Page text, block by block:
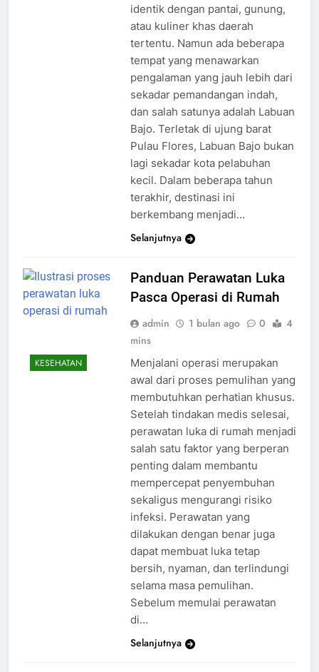
identik dengan pantai, gunung,
atau kuliner khas daerah
tertentu. Namun ada beberapa
tempat yang menawarkan
pengalaman yang jauh lebih dari
sekadar pemandangan indah,
dan salah satunya adalah Labuan
Bajo. Terletak di ujung barat
Pulau Flores, Labuan Bajo bukan
lagi sekadar kota pelabuhan
kecil. Dalam beberapa tahun
terakhir, destinasi ini
berkembang menjadi…
Selanjutnya
KESEHATAN
Panduan Perawatan Luka
Pasca Operasi di Rumah
admin 1 bulan ago 0
4
mins
Menjalani operasi merupakan
awal dari proses pemulihan yang
membutuhkan perhatian khusus.
Setelah tindakan medis selesai,
perawatan luka di rumah menjadi
salah satu faktor yang berperan
penting dalam membantu
mempercepat penyembuhan
sekaligus mengurangi risiko
infeksi. Perawatan yang
dilakukan dengan benar juga
dapat membuat luka tetap
bersih, nyaman, dan terlindungi
selama masa pemulihan.
Sebelum memulai perawatan
di…
Selanjutnya